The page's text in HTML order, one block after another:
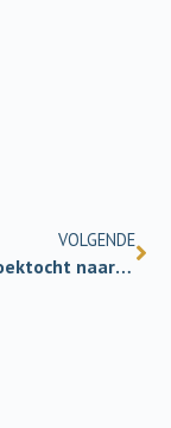
VOLGENDE
23 juni – Zoektocht naar de bouwstenen van het heelal